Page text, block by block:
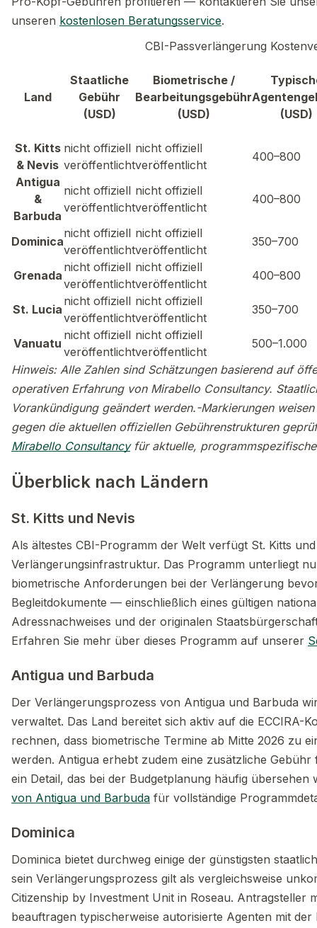
unseren kostenlosen Beratungsservice.
CBI-Passverlängerung
Land
Staatliche
Gebühr
(USD)
Biometrische /
Bearbeitungsgebühr
(USD)
(USD)
St. Kitts
& Nevis
nicht offiziell
veröffentlicht
nicht offiziell
veröffentlicht
400–800
Antigua
&
Barbuda
nicht offiziell
veröffentlicht
nicht offiziell
veröffentlicht
400–800
Dominica
nicht offiziell
veröffentlicht
nicht offiziell
veröffentlicht
350–700
Grenada
nicht offiziell
veröffentlicht
nicht offiziell
veröffentlicht
400–800
St. Lucia
nicht offiziell
veröffentlicht
nicht offiziell
veröffentlicht
350–700
Vanuatu
nicht offiziell
veröffentlicht
nicht offiziell
veröffentlicht
500–1.000
Hinweis: Alle Zahlen sind Schätzungen basierend auf
operativen Erfahrung von Mirabello Consultancy.
Vorankündigung geändert werden.-Markierungen
gegen die aktuellen offiziellen Gebührenstrukturen
Mirabello Consultancyfür aktuelle,
Überblick nach Ländern
St. Kitts und Nevis
Als ältestes CBI-Programm der Welt verfügt St. Kitts
Verlängerungsinfrastruktur. Das Programm unterliegt
biometrische Anforderungen bei der Verlängerung
Begleitdokumente — einschließlich eines gültigen
Adressnachweises und der originalen
Erfahren Sie mehr über dieses Programm auf unserer
Antigua und Barbuda
Der Verlängerungsprozess von Antigua und Barbuda
verwaltet. Das Land bereitet sich aktiv auf die ECCIRA-
rechnen, dass biometrische Termine ab Mitte 2026 zu
werden. Antigua erhebt zudem eine zusätzliche
ein Detail, das bei der Budgetplanung häufig
von Antigua und Barbuda für vollständige
Dominica
Dominica bietet durchweg einige der günstigsten
sein Verlängerungsprozess gilt als vergleichsweise
Citizenship by Investment Unit in Roseau. Antragsteller
beauftragen typischerweise autorisierte Agenten mit